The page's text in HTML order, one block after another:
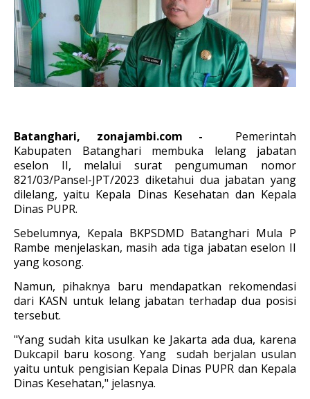
Batanghari, zonajambi.com - Pemerintah
Kabupaten Batanghari membuka lelang jabatan
eselon II, melalui surat pengumuman nomor
821/03/Pansel-JPT/2023 diketahui dua jabatan yang
dilelang, yaitu Kepala Dinas Kesehatan dan Kepala
Dinas PUPR.
Sebelumnya, Kepala BKPSDMD Batanghari Mula P
Rambe menjelaskan, masih ada tiga jabatan eselon II
yang kosong.
Namun, pihaknya baru mendapatkan rekomendasi
dari KASN untuk lelang jabatan terhadap dua posisi
tersebut.
"Yang sudah kita usulkan ke Jakarta ada dua, karena
Dukcapil baru kosong. Yang sudah berjalan usulan
yaitu untuk pengisian Kepala Dinas PUPR dan Kepala
Dinas Kesehatan," jelasnya.